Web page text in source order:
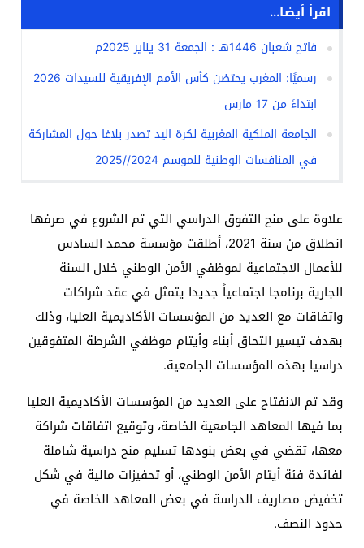
اقرأ أيضا...
فاتح شعبان 1446هـ : الجمعة 31 يناير 2025م
رسميًا: المغرب يحتضن كأس الأمم الإفريقية للسيدات 2026
ابتداءً من 17 مارس
الجامعة الملكية المغربية لكرة اليد تصدر بلاغا حول المشاركة
في المنافسات الوطنية للموسم 2024//2025
علاوة على منح التفوق الدراسي التي تم الشروع في صرفها
انطلاق من سنة 2021، أطلقت مؤسسة محمد السادس
للأعمال الاجتماعية لموظفي الأمن الوطني خلال السنة
الجارية برنامجا اجتماعياً جديدا يتمثل في عقد شراكات
واتفاقات مع العديد من المؤسسات الأكاديمية العليا، وذلك
بهدف تيسير التحاق أبناء وأيتام موظفي الشرطة المتفوقين
دراسيا بهذه المؤسسات الجامعية.
وقد تم الانفتاح على العديد من المؤسسات الأكاديمية العليا
بما فيها المعاهد الجامعية الخاصة، وتوقيع اتفاقات شراكة
معها، تقضي في بعض بنودها تسليم منح دراسية شاملة
لفائدة فئة أيتام الأمن الوطني، أو تحفيزات مالية في شكل
تخفيض مصاريف الدراسة في بعض المعاهد الخاصة في
حدود النصف.